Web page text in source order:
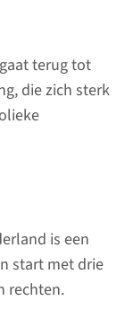
terug tot
die zich sterk
is een
start met drie
rechten.